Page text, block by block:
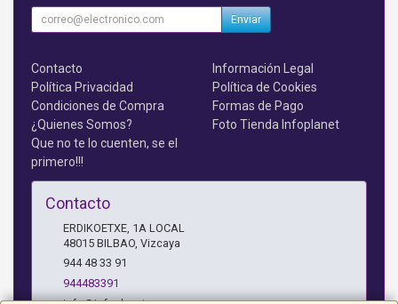
Enviar
Contacto
Información Legal
Política Privacidad
Política de Cookies
Condiciones de Compra
Formas de Pago
¿Quienes Somos?
Foto Tienda Infoplanet
Que no te lo cuenten, se el
primero!!!
Contacto
ERDIKOETXE, 1A LOCAL
48015 BILBAO Vizcaya
944 48 33 91
944483391